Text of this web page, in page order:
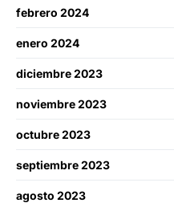
febrero 2024
enero 2024
diciembre 2023
noviembre 2023
octubre 2023
septiembre 2023
agosto 2023